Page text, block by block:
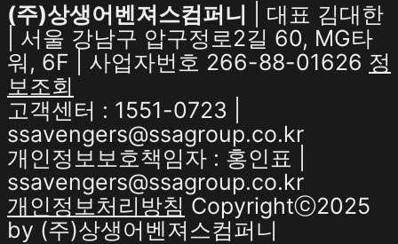
(주)상생어벤져스컴퍼니 | 대표 김대한
| 서울 강남구 압구정로2길 60, MG타
워, 6F | 사업자번호 266-88-01626 정
보조회
고객센터 : 1551-0723 |
ssavengers@ssagroup.co.kr
개인정보보호책임자 : 홍인표 |
ssavengers@ssagroup.co.kr
개인정보처리방침 Copyrightⓒ2025
by (주)상생어벤져스컴퍼니